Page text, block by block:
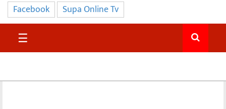
प्रमुख
समाचार
सुदुर
Facebook Supa Online Tv
☰